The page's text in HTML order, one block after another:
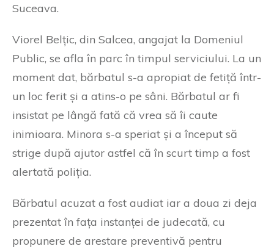
Suceava.
Viorel Belțic, din Salcea, angajat la Domeniul
Public, se afla în parc în timpul serviciului. La un
moment dat, bărbatul s-a apropiat de fetiță într-
un loc ferit și a atins-o pe sâni. Bărbatul ar fi
insistat pe lângă fată că vrea să îi caute
inimioara. Minora s-a speriat și a început să
strige după ajutor astfel că în scurt timp a fost
alertată poliția.
Bărbatul acuzat a fost audiat iar a doua zi deja
prezentat în fața instanței de judecată, cu
propunere de arestare preventivă pentru